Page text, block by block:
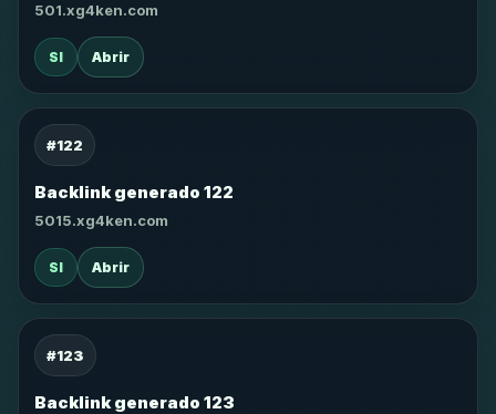
501.xg4ken.com
SI Abrir
#122
Backlink generado 122
5015.xg4ken.com
SI Abrir
#123
Backlink generado 123